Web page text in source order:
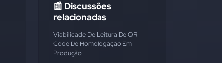
📰 Discussões
relacionadas
Viabilidade De Leitura De QR
Code De Homologação Em
Produção